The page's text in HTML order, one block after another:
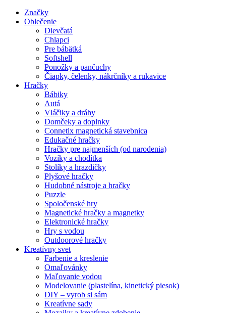
Značky
Oblečenie
Dievčatá
Chlapci
Pre bábätká
Softshell
Ponožky a pančuchy
Čiapky, čelenky, nákrčníky a rukavice
Hračky
Bábiky
Autá
Vláčiky a dráhy
Domčeky a doplnky
Connetix magnetická stavebnica
Edukačné hračky
Hračky pre najmenších (od narodenia)
Vozíky a chodítka
Stolíky a hrazdičky
Plyšové hračky
Hudobné nástroje a hračky
Puzzle
Spoločenské hry
Magnetické hračky a magnetky
Elektronické hračky
Hry s vodou
Outdoorové hračky
Kreatívny svet
Farbenie a kreslenie
Omaľovánky
Maľovanie vodou
Modelovanie (plastelína, kinetický piesok)
DIY – vyrob si sám
Kreatívne sady